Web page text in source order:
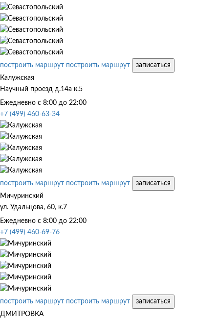
построить маршрут построить маршрут
записаться
Калужская
Научный проезд д.14а к.5
Ежедневно с 8:00 до 22:00
+7 (499) 460-63-34
построить маршрут построить маршрут
записаться
Мичуринский
ул. Удальцова, 60, к.7
Ежедневно с 8:00 до 22:00
+7 (499) 460-69-76
построить маршрут построить маршрут
записаться
ДМИТРОВКА